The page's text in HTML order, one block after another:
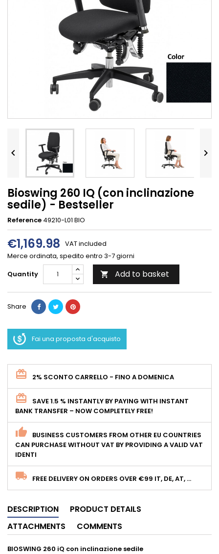
 
Bioswing 260 IQ (con inclinazione
sedile) - Bestseller
Reference 49210-L01 BIO
€1,169.98 VAT included
Merce ordinata, spedito entro 3-7 giorni
Quantity
 Add to basket
Share
Fai una proposta d'acquisto
2% SCONTO CARRELLO - FINO A DOMENICA
SAVE 1.5 % INSTANTLY BY PAYING WITH INSTANT
BANK TRANSFER – NOW COMPLETELY FREE!
BUSINESS CUSTOMERS FROM OTHER EU COUNTRIES
CAN PURCHASE WITHOUT VAT BY PROVIDING A VALID VAT
IDENTI
FREE DELIVERY ON ORDERS OVER €99 IT, DE, AT, ...
DESCRIPTION
PRODUCT DETAILS
ATTACHMENTS
COMMENTS
BIOSWING 260 iQ con inclinazione sedile